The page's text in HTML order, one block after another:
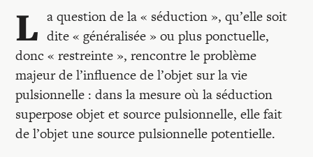
Blocs-notes
Recherches
Entretiens
L a question de la « séduction », qu’elle soit
dite « généralisée » ou plus ponctuelle,
donc « restreinte », rencontre le problème
majeur de l’influence de l’objet sur la vie
pulsionnelle : dans la mesure où la séduction
superpose objet et source pulsionnelle, elle fait
de l’objet une source pulsionnelle potentielle.